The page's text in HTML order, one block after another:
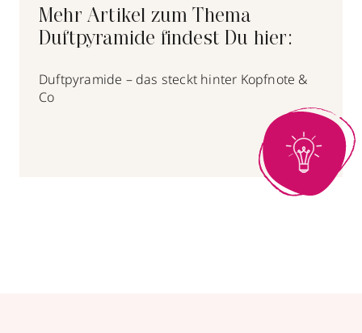
Mehr Artikel zum Thema
Duftpyramide findest Du hier:
Duftpyramide – das steckt hinter Kopfnote &
Co